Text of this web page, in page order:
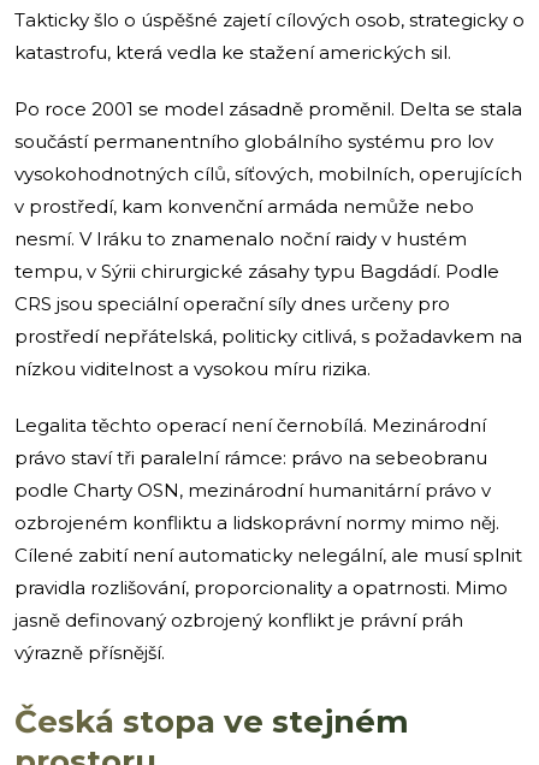
Takticky šlo o úspěšné zajetí cílových osob, strategicky o
katastrofu, která vedla ke stažení amerických sil.
Po roce 2001 se model zásadně proměnil. Delta se stala
součástí permanentního globálního systému pro lov
vysokohodnotných cílů, síťových, mobilních, operujících
v prostředí, kam konvenční armáda nemůže nebo
nesmí. V Iráku to znamenalo noční raidy v hustém
tempu, v Sýrii chirurgické zásahy typu Bagdádí. Podle
CRS jsou speciální operační síly dnes určeny pro
prostředí nepřátelská, politicky citlivá, s požadavkem na
nízkou viditelnost a vysokou míru rizika.
Legalita těchto operací není černobílá. Mezinárodní
právo staví tři paralelní rámce: právo na sebeobranu
podle Charty OSN, mezinárodní humanitární právo v
ozbrojeném konfliktu a lidskoprávní normy mimo něj.
Cílené zabití není automaticky nelegální, ale musí splnit
pravidla rozlišování, proporcionality a opatrnosti. Mimo
jasně definovaný ozbrojený konflikt je právní práh
výrazně přísnější.
Česká stopa ve stejném